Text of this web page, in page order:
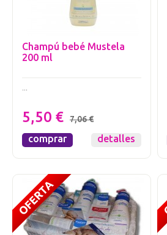
Champú bebé Mustela
200 ml
5,50 € 7,06 €
comprar detalles